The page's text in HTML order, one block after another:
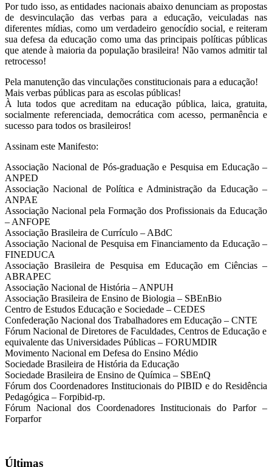
Por tudo isso, as entidades nacionais abaixo denunciam as propostas
de desvinculação das verbas para a educação, veiculadas nas
diferentes mídias, como um verdadeiro genocídio social, e reiteram
sua defesa da educação como uma das principais políticas públicas
que atende à maioria da população brasileira! Não vamos admitir tal
retrocesso!
Pela manutenção das vinculações constitucionais para a educação!
Mais verbas públicas para as escolas públicas!
À luta todos que acreditam na educação pública, laica, gratuita,
socialmente referenciada, democrática com acesso, permanência e
sucesso para todos os brasileiros!
Assinam este Manifesto:
Associação Nacional de Pós-graduação e Pesquisa em Educação –
ANPED
Associação Nacional de Política e Administração da Educação –
ANPAE
Associação Nacional pela Formação dos Profissionais da Educação
– ANFOPE
Associação Brasileira de Currículo – ABdC
Associação Nacional de Pesquisa em Financiamento da Educação –
FINEDUCA
Associação Brasileira de Pesquisa em Educação em Ciências –
ABRAPEC
Associação Nacional de História – ANPUH
Associação Brasileira de Ensino de Biologia – SBEnBio
Centro de Estudos Educação e Sociedade – CEDES
Confederação Nacional dos Trabalhadores em Educação – CNTE
Fórum Nacional de Diretores de Faculdades, Centros de Educação e
equivalente das Universidades Públicas – FORUMDIR
Movimento Nacional em Defesa do Ensino Médio
Sociedade Brasileira de História da Educação
Sociedade Brasileira de Ensino de Química – SBEnQ
Fórum dos Coordenadores Institucionais do PIBID e do Residência
Pedagógica – Forpibid-rp.
Fórum Nacional dos Coordenadores Institucionais do Parfor –
Forparfor
Últimas